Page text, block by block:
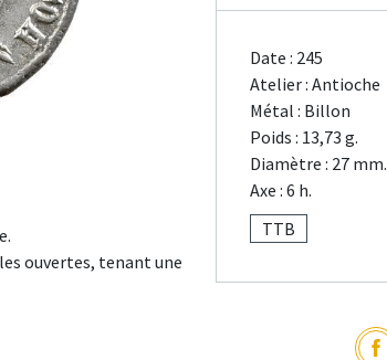
ouvertes, tenant une
Date : 245
Atelier : Antioche
Métal : Billon
Poids : 13,73 g.
Diamètre : 27 mm.
Axe : 6 h.
TTB